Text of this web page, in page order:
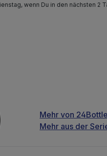
, wenn Du in den nächsten 2
Mehr von
Mehr aus der